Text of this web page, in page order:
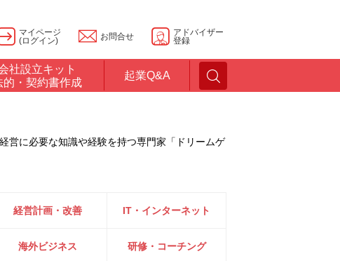
マイページ
(ログイン)
お問合せ
アドバイザー
登録
社設立キット
的・契約書作成
起業Q&A
営に必要な知識や経験を持つ専門家「ドリームゲ
経営計画・改善 IT・インターネット
海外ビジネス 研修・コーチング